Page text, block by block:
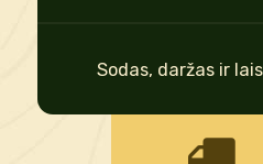
Sodas, daržas ir